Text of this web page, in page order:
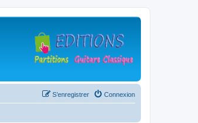
Connexion
S’enregistrer